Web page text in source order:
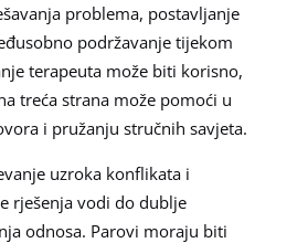
problema, postavljanje
podržavanje tijekom
terapeuta može biti korisno,
treća strana može pomoći u
i pružanju stručnih savjeta.
uzroka konflikata i
rješenja vodi do dublje
odnosa. Parovi moraju biti